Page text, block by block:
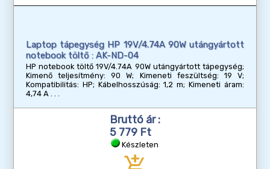
Laptop tápegység HP 19V/4.74A 90W utángyártott
notebook töltő : AK-ND-04
HP notebook töltő 19V/4.74A 90W utángyártott tápegység;
Kimenő teljesítmény: 90 W; Kimeneti feszültség: 19 V;
Kompatibilitás: HP; Kábelhosszúság: 1,2 m; Kimeneti áram:
4,74 A
Bruttó ár :
5 779 Ft
Készleten